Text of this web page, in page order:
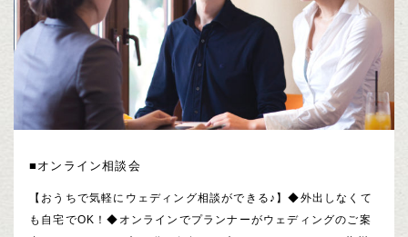
■オンライン相談会
【おうちで気軽にウェディング相談ができる♪】◆外出しなくて
も自宅でOK！◆オンラインでプランナーがウェディングのご案